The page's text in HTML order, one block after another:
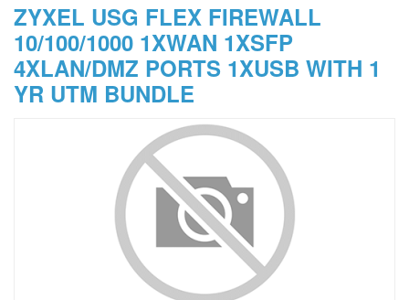
ZYXEL USG FLEX FIREWALL
10/100/1000 1XWAN 1XSFP
4XLAN/DMZ PORTS 1XUSB WITH 1
YR UTM BUNDLE